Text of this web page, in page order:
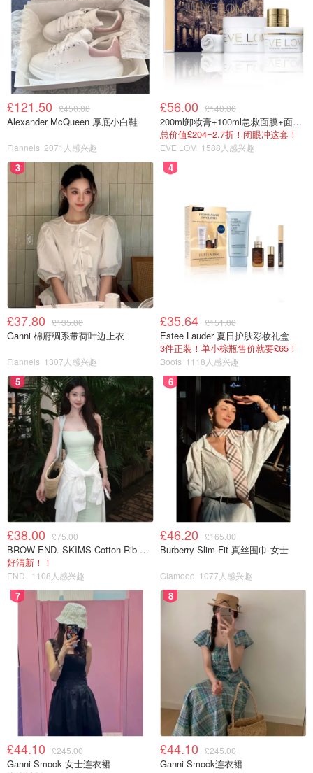
动物的皮和我们一样，大多有毛孔，无论什么颜色什么加工
方式，加上我们的非专业，自己上皮革保养产品的话，非常
可能有施力不均的情况，所以反而会因此造成皮革上产生色
块，可能包包上就会有一块皮的颜色跟原本的皮颜色不同，
深色或者黑色肉眼都可以看出来的话，浅色的就更不用说
了。
找专业保养
万一你的包包真的发霉了，大面积弄脏了，蹭了破了，或者
觉得它已经旧了，不像刚买之的时候那么挺拔崭新了，渐渐
上了年纪了，不是一点两点小瑕疵而是面目全非，怎么办
呢。首先，拿去品牌的专柜问下他们提供的保养服务。大部
分都不会提供免费清洗服务，并且每个品牌的价格不一样，
处理不同皮不同程度的修复都不一样。
£121.50 £450.00
Alexander McQueen 厚底小白鞋
Flannels 2071人感兴趣
£56.00 £140.00
200ml卸妆膏+100ml急救面膜+面霜+洁颜布
总价值£204=2.7折！闭眼冲这套！
EVE LOM 1588人感兴趣
3
£37.80 £135.00
Ganni 棉府绸系带荷叶边上衣
Flannels 1307人感兴趣
4
£35.64 £151.00
Estee Lauder 夏日护肤彩妆礼盒
3件正装！单小棕瓶售价就要£65！
Boots 1118人感兴趣
5
£38.00 £75.00
BROW END. SKIMS Cotton Rib 长款背心连衣裙 薄荷绿
好清新！！
END. 1108人感兴趣
6
£46.20 £165.00
Burberry Slim Fit 真丝围巾 女士
Glamood 1077人感兴趣
7
£44.10 £245.00
Ganni Smock 女士连衣裙
8
£44.10 £245.00
Ganni Smock连衣裙